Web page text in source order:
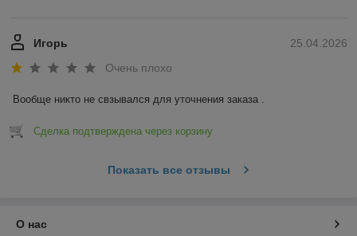
25.04.2026
Игорь
Очень плохо
Вообще никто не свзывался для уточнения заказа .
Сделка подтверждена через корзину
Показать все отзывы
О нас